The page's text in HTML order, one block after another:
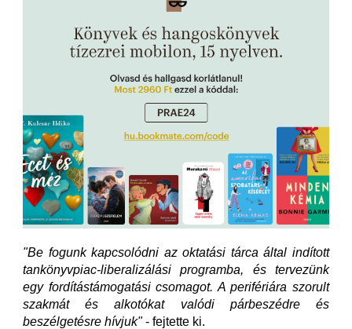
"Be fogunk kapcsolódni az oktatási tárca által indított
tankönyvpiac-liberalizálási programba, és tervezünk
egy fordítástámogatási csomagot. A perifériára szorult
szakmát és alkotókat valódi párbeszédre és
beszélgetésre hívjuk"- fejtette ki.